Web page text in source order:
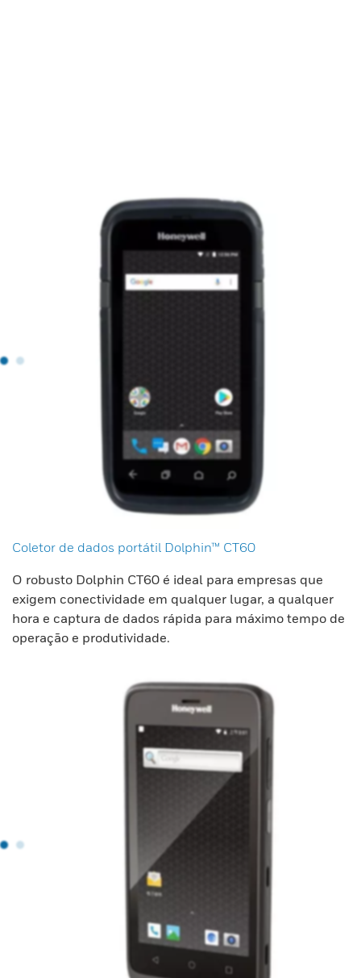
Coletor de dados portátil Dolphin™ CT60
O robusto Dolphin CT60 é ideal para empresas que
exigem conectividade em qualquer lugar, a qualquer
hora e captura de dados rápida para máximo tempo de
operação e produtividade.